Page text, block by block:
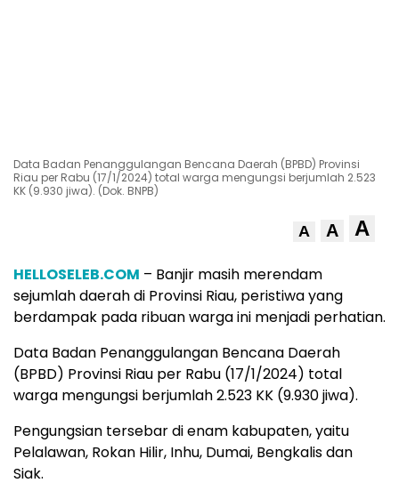
Data Badan Penanggulangan Bencana Daerah (BPBD) Provinsi
Riau per Rabu (17/1/2024) total warga mengungsi berjumlah 2.523
KK (9.930 jiwa). (Dok. BNPB)
A A A
HELLOSELEB.COM – Banjir masih merendam
sejumlah daerah di Provinsi Riau, peristiwa yang
berdampak pada ribuan warga ini menjadi perhatian.
Data Badan Penanggulangan Bencana Daerah
(BPBD) Provinsi Riau per Rabu (17/1/2024) total
warga mengungsi berjumlah 2.523 KK (9.930 jiwa).
Pengungsian tersebar di enam kabupaten, yaitu
Pelalawan, Rokan Hilir, Inhu, Dumai, Bengkalis dan
Siak.